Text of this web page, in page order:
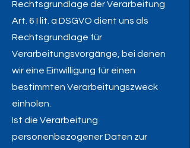
Rechtsgrundlage der Verarbeitung
Art. 6 I lit. a DSGVO dient uns als
Rechtsgrundlage für
Verarbeitungsvorgänge, bei denen
wir eine Einwilligung für einen
bestimmten Verarbeitungszweck
einholen.
Ist die Verarbeitung
personenbezogener Daten zur